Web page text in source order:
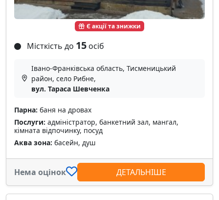
Є акції та знижки
Місткість до 15 осіб
Івано-Франківська область, Тисменицький
район, село Рибне,
вул. Тараса Шевченка
Парна: баня на дровах
Послуги: адміністратор, банкетний зал, мангал,
кімната відпочинку, посуд
Аква зона: басейн, душ
Нема оцінок ДЕТАЛЬНІШЕ